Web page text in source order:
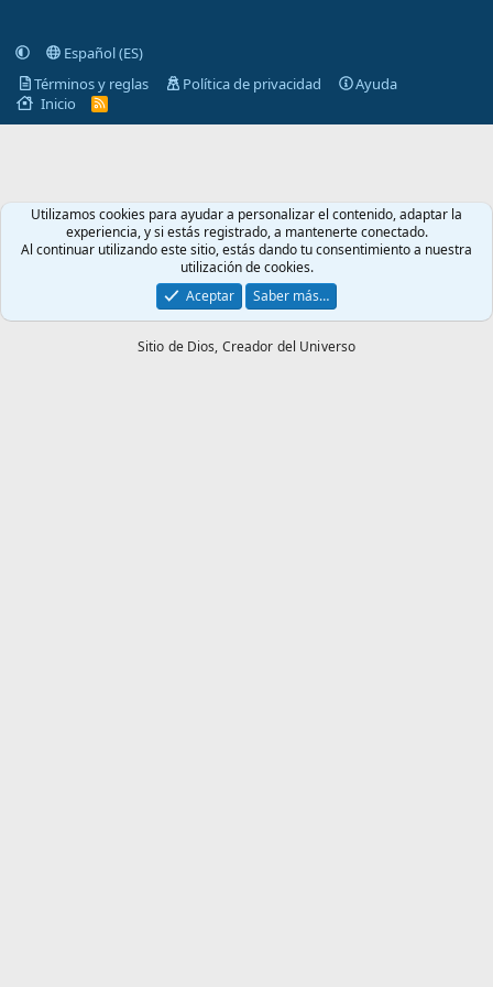
Español (ES)
Términos y reglas
Política de privacidad
Ayuda
Inicio
R
S
Utilizamos cookies para ayudar a personalizar el contenido, adaptar la
experiencia, y si estás registrado, a mantenerte conectado.
Al continuar utilizando este sitio, estás dando tu consentimiento a nuestra
utilización de cookies.
Aceptar
Saber más…
Sitio de Dios, Creador del Universo